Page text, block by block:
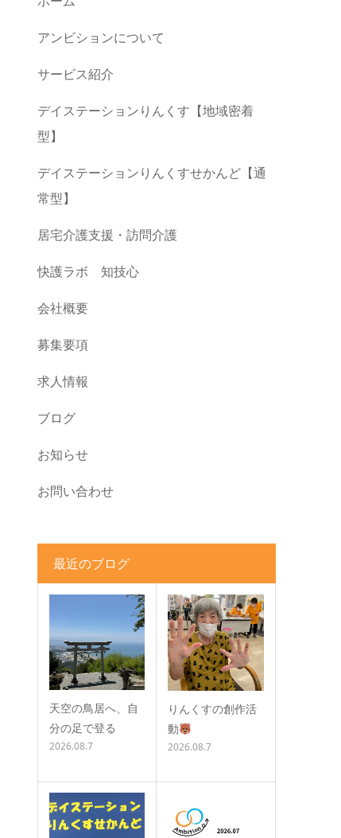
アンビションについて
サービス紹介
デイステーションりんくす【地域密着
型】
デイステーションりんくすせかんど【通
常型】
居宅介護支援・訪問介護
快護ラボ 知技心
会社概要
募集要項
求人情報
ブログ
お知らせ
お問い合わせ
最近のブログ
天空の鳥居へ、自
分の足で登る
2026.08.7
りんくすの創作活
動
2026.08.7